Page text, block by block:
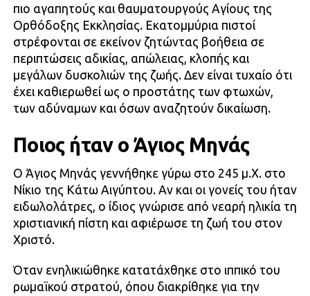
πιο αγαπητούς και θαυματουργούς Αγίους της
Ορθόδοξης Εκκλησίας. Εκατομμύρια πιστοί
στρέφονται σε εκείνον ζητώντας βοήθεια σε
περιπτώσεις αδικίας, απώλειας, κλοπής και
μεγάλων δυσκολιών της ζωής. Δεν είναι τυχαίο ότι
έχει καθιερωθεί ως ο προστάτης των φτωχών,
των αδύναμων και όσων αναζητούν δικαίωση.
Ποιος ήταν ο Άγιος Μηνάς
Ο Άγιος Μηνάς γεννήθηκε γύρω στο 245 μ.Χ. στο
Νίκιο της Κάτω Αιγύπτου. Αν και οι γονείς του ήταν
ειδωλολάτρες, ο ίδιος γνώρισε από νεαρή ηλικία τη
χριστιανική πίστη και αφιέρωσε τη ζωή του στον
Χριστό.
Όταν ενηλικιώθηκε κατατάχθηκε στο ιππικό του
ρωμαϊκού στρατού, όπου διακρίθηκε για την